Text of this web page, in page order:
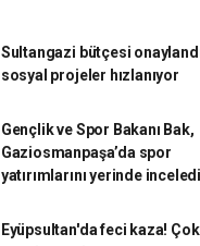
Sultangazi bütçesi
sosyal projeler hızlanıyor
Gençlik ve Spor Bakanı Bak,
Gaziosmanpaşa’da spor
yatırımlarını yerinde inceledi
Eyüpsultan'da feci kaza! Çok